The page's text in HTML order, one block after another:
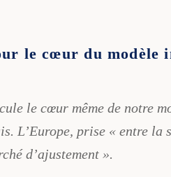
le cœur du modèle
le cœur même de notre
L’Europe, prise « entre la
d’ajustement ».